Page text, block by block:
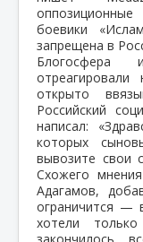
боевики
запрещена в
открыто
Российский
написал:
которых
вывозите свои
Схожего
Адагамов,
ограничится —
хотели
закончилось